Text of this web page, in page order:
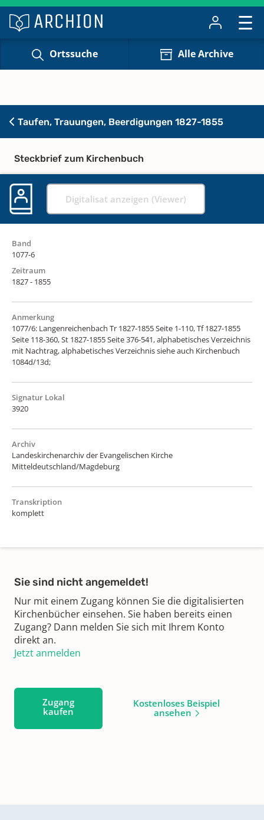
Ortssuche Alle Archive
Taufen, Trauungen, Beerdigungen 1827-1855
Steckbrief zum Kirchenbuch
Digitalisat anzeigen (Viewer)
Band
1077-6
Zeitraum
1827 - 1855
Anmerkung
1077/6: Langenreichenbach Tr 1827-1855 Seite 1-110, Tf 1827-1855
Seite 118-360, St 1827-1855 Seite 376-541, alphabetisches Verzeichnis
mit Nachtrag, alphabetisches Verzeichnis siehe auch Kirchenbuch
1084d/13d;
Signatur Lokal
3920
Archiv
Landeskirchenarchiv der Evangelischen Kirche
Mitteldeutschland/Magdeburg
Transkription
komplett
Sie sind nicht angemeldet!
Nur mit einem Zugang können Sie die digitalisierten
Kirchenbücher einsehen. Sie haben bereits einen
Zugang? Dann melden Sie sich mit Ihrem Konto
direkt an.
Jetzt anmelden
Zugang
kaufen
Kostenloses Beispiel
ansehen